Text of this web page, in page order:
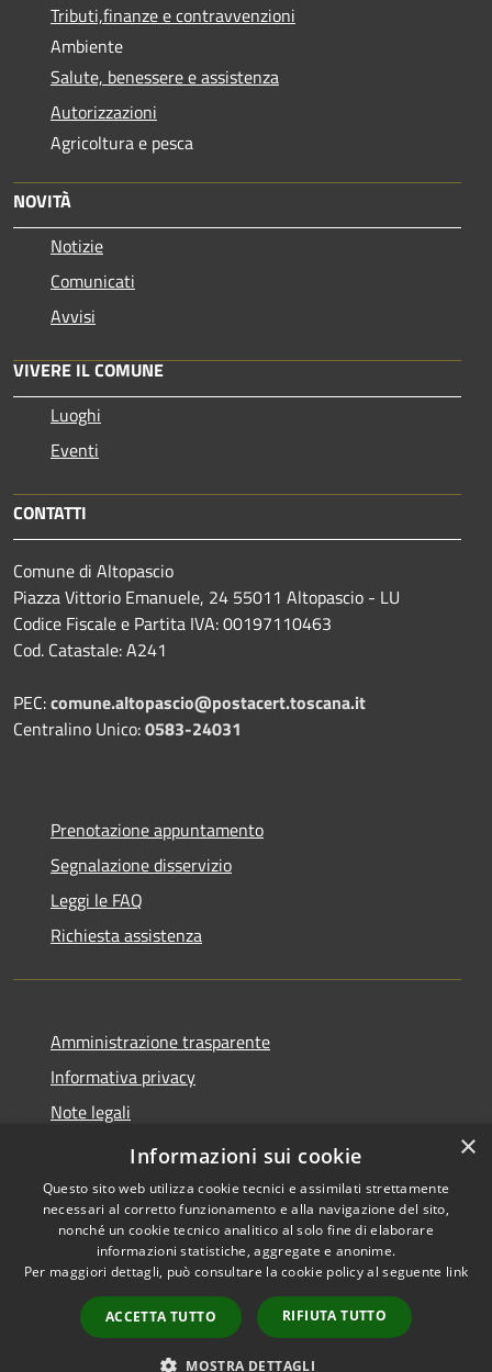
Tributi,finanze e contravvenzioni
Ambiente
Salute, benessere e assistenza
Autorizzazioni
Agricoltura e pesca
NOVITÀ
Notizie
Comunicati
Avvisi
VIVERE IL COMUNE
Luoghi
Eventi
CONTATTI
Comune di Altopascio
Piazza Vittorio Emanuele, 24 55011 Altopascio - LU
Codice Fiscale e Partita IVA: 00197110463
Cod. Catastale: A241
PEC:comune.altopascio@postacert.toscana.it
Centralino Unico:0583-24031
Prenotazione appuntamento
Segnalazione disservizio
Leggi le FAQ
Richiesta assistenza
Amministrazione trasparente
Informativa privacy
Note legali
Dichiarazione di accessibilità
Accessibilità
Copyright © 2026 • Comune di
Altopascio • Powered by
Municipium•
Accesso
redazione
×
Informazioni sui cookie
Questo sito web utilizza cookie tecnici e assimilati strettamente
necessari al corretto funzionamento e alla navigazione del sito,
nonché un cookie tecnico analitico al solo fine di elaborare
informazioni statistiche, aggregate e anonime.
Per maggiori dettagli, può consultare la cookie policy al seguente link
ACCETTA TUTTO RIFIUTA TUTTO
MOSTRA DETTAGLI